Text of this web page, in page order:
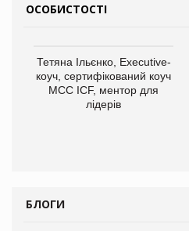
ОСОБИСТОСТІ
Тетяна Ільєнко, Executive-
коуч, сертифікований коуч
МСС ICF, ментор для
лідерів
БЛОГИ